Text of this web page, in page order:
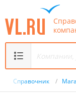
Справочник /